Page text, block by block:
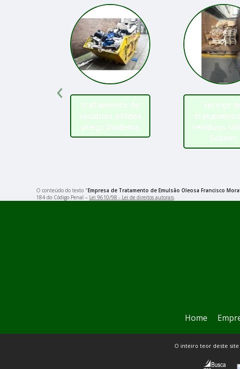
tratamento de
resíduos sólidos
preço Diadema
serviço
resíduos
Suzano
‹
O conteúdo do texto "Empresa de Tratamento de Emulsão Oleosa Francisco
184 do Código Penal – Lei 9610/98 - Lei de direitos autorais.
Home
O inteiro teor deste site